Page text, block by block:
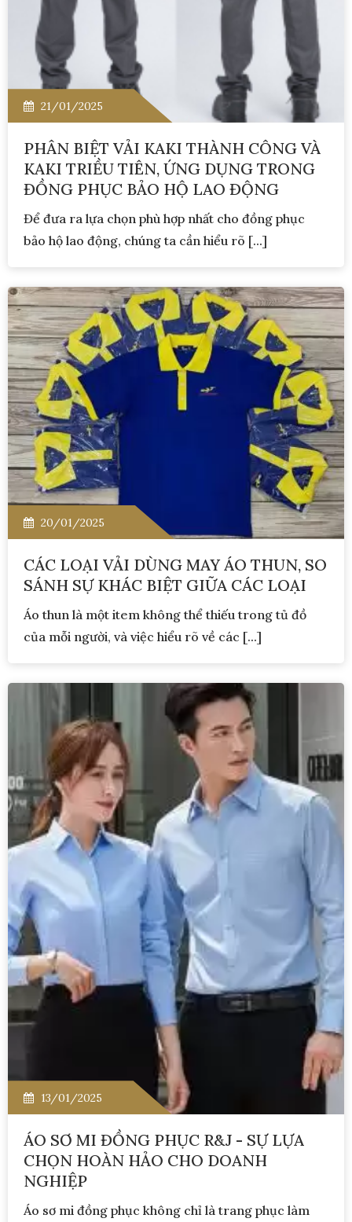
21/01/2025
PHÂN BIỆT VẢI KAKI THÀNH CÔNG VÀ
KAKI TRIỀU TIÊN, ỨNG DỤNG TRONG
ĐỒNG PHỤC BẢO HỘ LAO ĐỘNG
Để đưa ra lựa chọn phù hợp nhất cho đồng phục
bảo hộ lao động, chúng ta cần hiểu rõ [...]
20/01/2025
CÁC LOẠI VẢI DÙNG MAY ÁO THUN, SO
SÁNH SỰ KHÁC BIỆT GIỮA CÁC LOẠI
Áo thun là một item không thể thiếu trong tủ đồ
của mỗi người, và việc hiểu rõ về các [...]
13/01/2025
ÁO SƠ MI ĐỒNG PHỤC R&J - SỰ LỰA
CHỌN HOÀN HẢO CHO DOANH
NGHIỆP
Áo sơ mi đồng phục không chỉ là trang phục làm